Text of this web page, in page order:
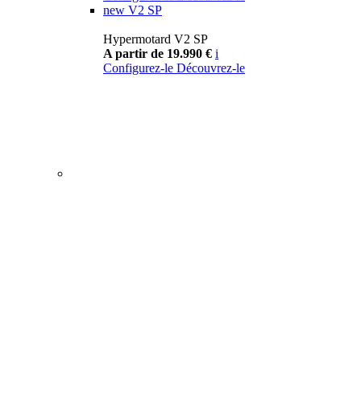
new V2 SP
Hypermotard V2 SP
A partir de 19.990 € i
Configurez-le Découvrez-le